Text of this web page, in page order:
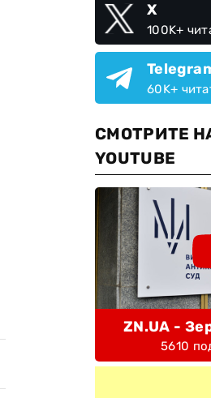
X
100K+
60K+
СМОТРИТЕ
YOUTUBE
ZN.UA -
5610